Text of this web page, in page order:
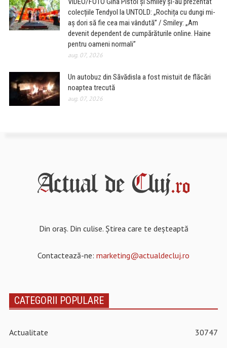
colecțiile Tendyol la UNTOLD: „Rochița cu dungi mi-
aș dori să fie cea mai vândută” / Smiley: „Am
devenit dependent de cumpărăturile online. Haine
pentru oameni normali”
aug. 07, 2026
Un autobuz din Săvădisla a fost mistuit de flăcări
noaptea trecută
aug. 07, 2026
Din oraș. Din culise. Știrea care te deșteaptă
Contactează-ne: marketing@actualdecluj.ro
CATEGORII POPULARE
Actualitate
30747